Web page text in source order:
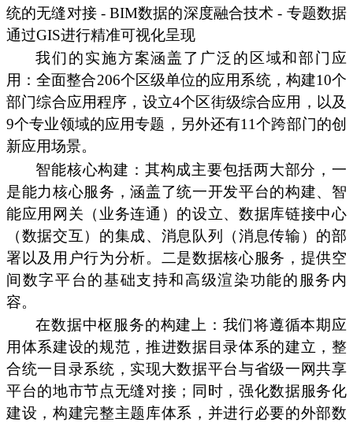
统的无缝对接 - BIM数据的深度融合技术 - 专题数据
通过GIS进行精准可视化呈现
我们的实施方案涵盖了广泛的区域和部门应
用：全面整合206个区级单位的应用系统，构建10个
部门综合应用程序，设立4个区街级综合应用，以及
9个专业领域的应用专题，另外还有11个跨部门的创
新应用场景。
智能核心构建：其构成主要包括两大部分，一
是能力核心服务，涵盖了统一开发平台的构建、智
能应用网关（业务连通）的设立、数据库链接中心
（数据交互）的集成、消息队列（消息传输）的部
署以及用户行为分析。二是数据核心服务，提供空
间数字平台的基础支持和高级渲染功能的服务内
容。
在数据中枢服务的构建上：我们将遵循本期应
用体系建设的规范，推进数据目录体系的建立，整
合统一目录系统，实现大数据平台与省级一网共享
平台的地市节点无缝对接；同时，强化数据服务化
建设，构建完整主题库体系，并进行必要的外部数